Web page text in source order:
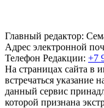
Главный редактор:
Адрес электронной
Телефон Редакции: +7
На страницах сайта в
встречаться
данный сервис
которой признана